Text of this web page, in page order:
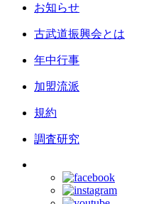
お知らせ
古武道振興会とは
年中行事
加盟流派
規約
調査研究